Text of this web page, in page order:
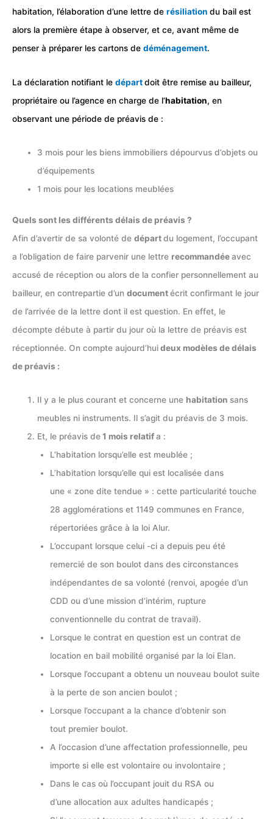
habitation, l’élaboration d’une lettre de résiliation du bail est
alors la première étape à observer, et ce, avant même de
penser à préparer les cartons de déménagement.
La déclaration notifiant le départdoit être remise au bailleur,
propriétaire ou l’agence en charge de l’habitation, en
observant une période de préavis de :
3 mois pour les biens immobiliers dépourvus d’objets ou
d’équipements
1 mois pour les locations meublées
Quels sont les différents délais de préavis ?
Afin d’avertir de sa volonté de départdu logement, l’occupant
a l’obligation de faire parvenir une lettre recommandéeavec
accusé de réception ou alors de la confier personnellement au
bailleur, en contrepartie d’un documentécrit confirmant le jour
de l’arrivée de la lettre dont il est question. En effet, le
décompte débute à partir du jour où la lettre de préavis est
réceptionnée. On compte aujourd’huideux modèles de délais
de préavis :
Il y a le plus courant et concerne une habitation sans
meubles ni instruments. Il s’agit du préavis de 3 mois.
Et, le préavis de1 mois relatifa :
L’habitation lorsqu’elle est meublée ;
L’habitation lorsqu’elle qui est localisée dans
une « zone dite tendue » : cette particularité touche
28 agglomérations et 1149 communes en France,
répertoriées grâce à la loi Alur.
L’occupant lorsque celui -ci a depuis peu été
remercié de son boulot dans des circonstances
indépendantes de sa volonté (renvoi, apogée d’un
CDD ou d’une mission d’intérim, rupture
conventionnelle du contrat de travail).
Lorsque le contrat en question est un contrat de
location en bail mobilité organisé par la loi Elan.
Lorsque l’occupant a obtenu un nouveau boulot suite
à la perte de son ancien boulot ;
Lorsque l’occupant a la chance d’obtenir son
tout premier boulot.
A l’occasion d’une affectation professionnelle, peu
importe si elle est volontaire ou involontaire ;
Dans le cas où l’occupant jouit du RSA ou
d’une allocation aux adultes handicapés ;